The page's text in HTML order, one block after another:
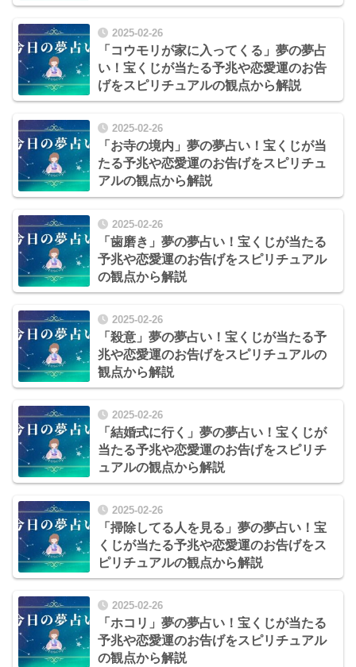
2025-02-26
「コウモリが家に入ってくる」夢の夢占
い！宝くじが当たる予兆や恋愛運のお告
げをスピリチュアルの観点から解説
2025-02-26
「お寺の境内」夢の夢占い！宝くじが当
たる予兆や恋愛運のお告げをスピリチュ
アルの観点から解説
2025-02-26
「歯磨き」夢の夢占い！宝くじが当たる
予兆や恋愛運のお告げをスピリチュアル
の観点から解説
2025-02-26
「殺意」夢の夢占い！宝くじが当たる予
兆や恋愛運のお告げをスピリチュアルの
観点から解説
2025-02-26
「結婚式に行く」夢の夢占い！宝くじが
当たる予兆や恋愛運のお告げをスピリチ
ュアルの観点から解説
2025-02-26
「掃除してる人を見る」夢の夢占い！宝
くじが当たる予兆や恋愛運のお告げをス
ピリチュアルの観点から解説
2025-02-26
「ホコリ」夢の夢占い！宝くじが当たる
予兆や恋愛運のお告げをスピリチュアル
の観点から解説